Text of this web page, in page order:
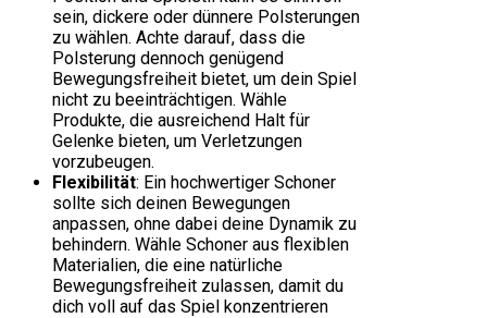
sein, dickere oder dünnere Polsterungen
zu wählen. Achte darauf, dass die
Polsterung dennoch genügend
Bewegungsfreiheit bietet, um dein Spiel
nicht zu beeinträchtigen. Wähle
Produkte, die ausreichend Halt für
Gelenke bieten, um Verletzungen
vorzubeugen.
Flexibilität: Ein hochwertiger Schoner
sollte sich deinen Bewegungen
anpassen, ohne dabei deine Dynamik zu
behindern. Wähle Schoner aus flexiblen
Materialien, die eine natürliche
Bewegungsfreiheit zulassen, damit du
dich voll auf das Spiel konzentrieren